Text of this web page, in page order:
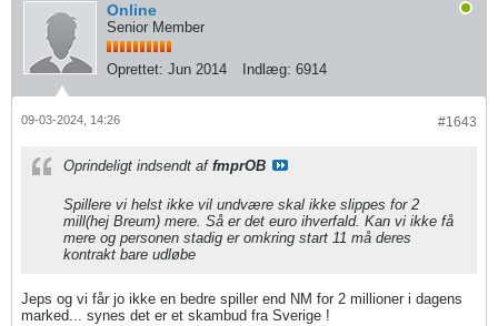
Online
Senior Member
Oprettet: Jun 2014 Indlæg: 6914
#1643
09-03-2024, 14:26
Oprindeligt indsendt af fmprOB
Spillere vi helst ikke vil undvære skal ikke slippes for 2
mill(hej Breum) mere. Så er det euro ihverfald. Kan vi ikke få
mere og personen stadig er omkring start 11 må deres
kontrakt bare udløbe
Jeps og vi får jo ikke en bedre spiller end NM for 2 millioner i dagens
marked... synes det er et skambud fra Sverige !